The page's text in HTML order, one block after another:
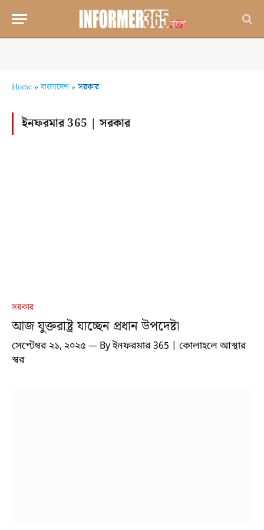
Home»বাংলাদেশ»সরকার
ইনফরমার 365 |সরকার
সরকার
আজ যুক্তরাষ্ট্র যাচ্ছেন প্রধান উপদেষ্টা
সেপ্টেম্বর ২১, ২০২৫ Byইনফরমার 365 | কোলাহলে আস্থার
স্বর